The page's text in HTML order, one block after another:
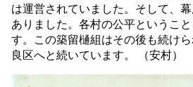
は運営されていました。そして、
ありました。各村の公平というこ
す。この築留樋組はその後も続け
良区へと続いています。 （安村）